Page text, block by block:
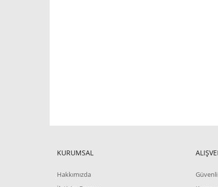
KURUMSAL
Hakkımızda
Güvenli